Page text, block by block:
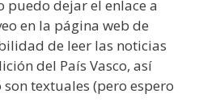
puedo dejar el enlace a
en la página web de
de leer las noticias
del País Vasco, así
textuales (pero espero